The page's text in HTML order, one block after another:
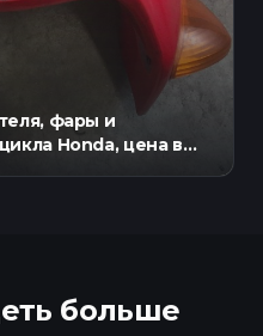
фары и
Honda, цена в
больше